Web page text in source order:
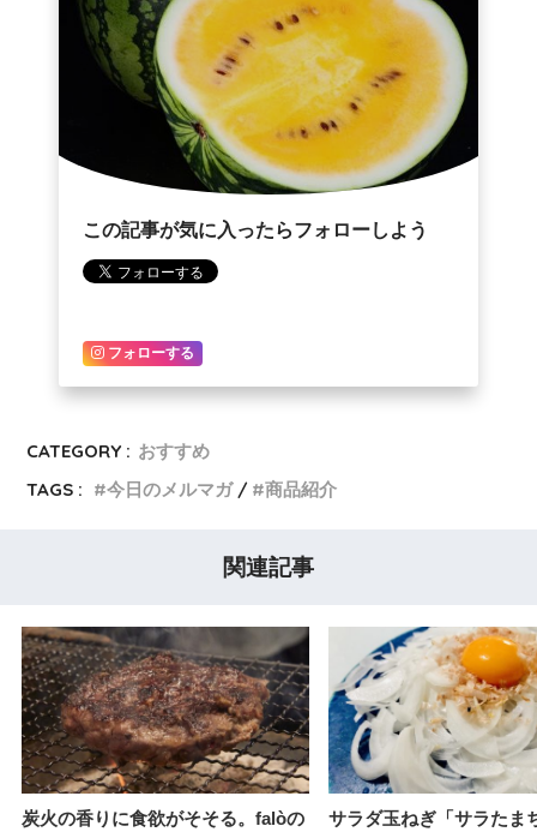
この記事が気に入ったらフォローしよう
フォローする
CATEGORY : おすすめ
TAGS :
今日のメルマガ 商品紹介
関連記事
炭火の香りに食欲がそそる。falòの
サラダ玉ねぎ「サラたま